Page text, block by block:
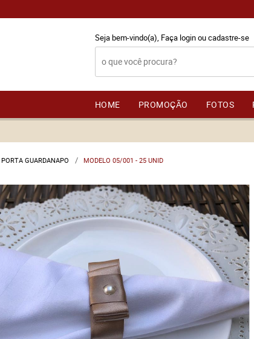
Seja bem-vindo(a), Faça loginoucadastre-se
HOME PROMOÇÃO FOTOS
PORTA GUARDANAPO MODELO 05/001 - 25 UNID